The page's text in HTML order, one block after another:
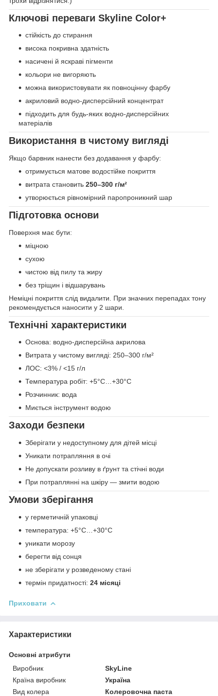
Ключові переваги Skyline Color+
стійкість до стирання
висока покривна здатність
насичені й яскраві пігменти
кольори не вигоряють
можна використовувати як повноцінну фарбу
акриловий водно-дисперсійний концентрат
підходить для будь-яких водно-дисперсійних
матеріалів
Використання в чистому вигляді
Якщо барвник нанести без додавання у фарбу:
отримується матове водостійке покриття
витрата становить 250–300 г/м²
утворюється рівномірний паропроникний шар
Підготовка основи
Поверхня має бути:
міцною
сухою
чистою від пилу та жиру
без тріщин і відшарувань
Неміцні покриття слід видалити. При значних перепадах тону
рекомендується наносити у 2 шари.
Технічні характеристики
Основа: водно-дисперсійна акрилова
Витрата у чистому вигляді: 250–300 г/м²
ЛОС: <3% / <15 г/л
Температура робіт: +5°C…+30°C
Розчинник: вода
Миється інструмент водою
Заходи безпеки
Зберігати у недоступному для дітей місці
Уникати потрапляння в очі
Не допускати розливу в ґрунт та стічні води
При потраплянні на шкіру — змити водою
Умови зберігання
у герметичній упаковці
температура: +5°C…+30°C
уникати морозу
берегти від сонця
не зберігати у розведеному стані
термін придатності: 24 місяці
Приховати
Характеристики
Основні атрибути
Виробник
SkyLine
Країна виробник
Україна
Вид колера
Колеровочна паста